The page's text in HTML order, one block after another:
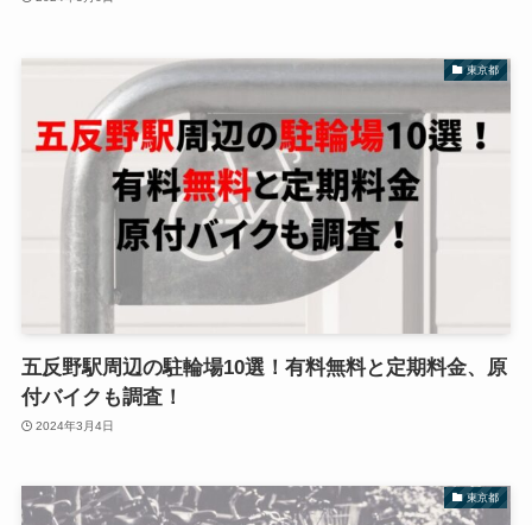
東京都
五反野駅周辺の駐輪場10選！有料無料と定期料金、原
付バイクも調査！
2024年3月4日
東京都